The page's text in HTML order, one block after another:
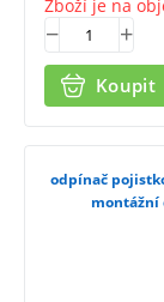
Zboží je na
Koupit
odpínač
montážní